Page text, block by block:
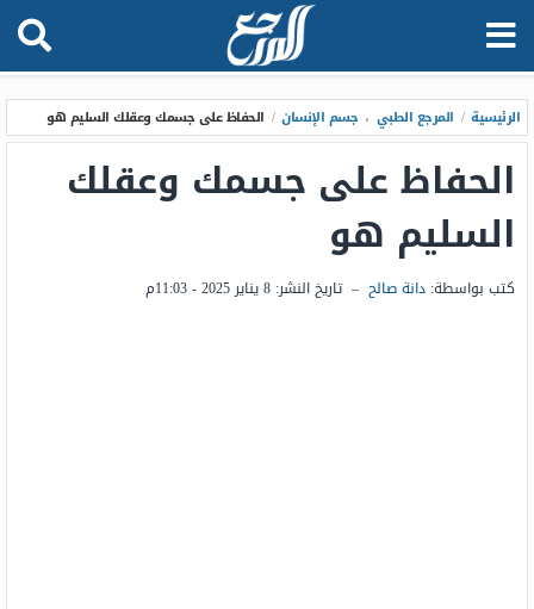
الرئيسية / المرجع الطبي ، جسم الإنسان / الحفاظ على جسمك وعقلك السليم هو
الحفاظ على جسمك وعقلك
السليم هو
كتب بواسطة: دانة صالح – تاريخ النشر: 8 يناير 2025 - 11:03م